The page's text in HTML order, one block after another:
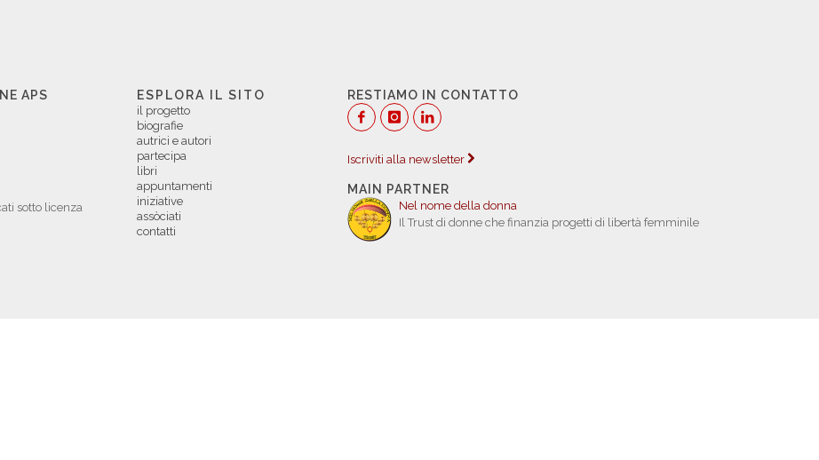
APS
sotto licenza
ESPLORA IL SITO
il progetto
biografie
autrici e autori
partecipa
libri
appuntamenti
iniziative
assòciati
contatti
RESTIAMO IN CONTATTO
Iscriviti alla newsletter
MAIN PARTNER
Nel nome della donna
Il Trust di donne che finanzia progetti di libertà femminile